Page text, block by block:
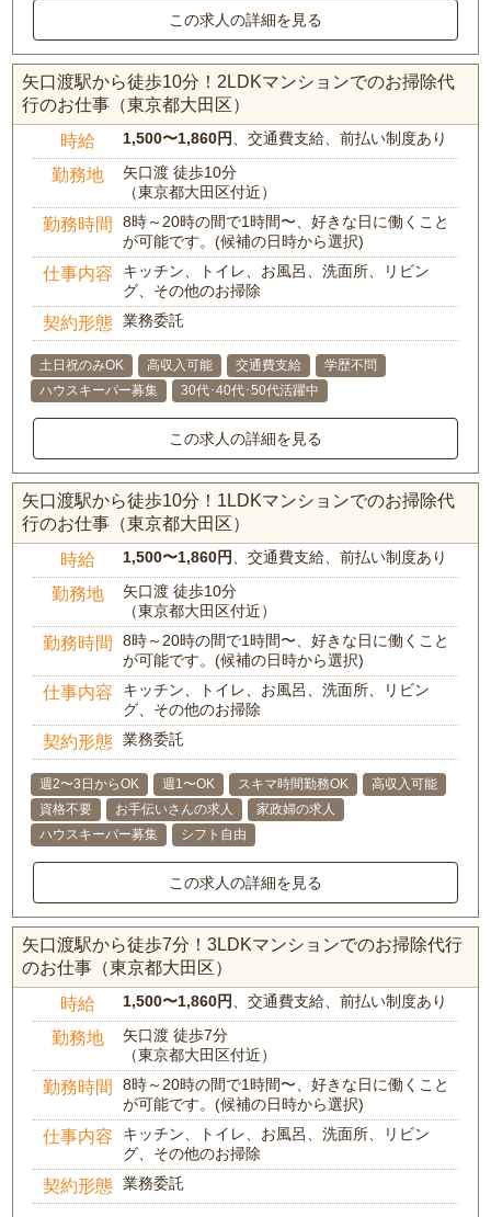
この求人の詳細を見る
矢口渡駅から徒歩10分！2LDKマンションでのお掃除代
行のお仕事（東京都大田区）
時給 1,500〜1,860円 、交通費支給、前払い制度あり
勤務地
矢口渡 徒歩10分
（東京都大田区付近）
勤務時間
8時～20時の間で1時間〜、好きな日に働くこと
が可能です。(候補の日時から選択)
仕事内容
キッチン、トイレ、お風呂、洗面所、リビン
グ、その他のお掃除
契約形態 業務委託
土日祝のみOK 高収入可能 交通費支給
学歴不問
ハウスキーパー募集
30代･40代･50代活躍中
この求人の詳細を見る
矢口渡駅から徒歩10分！1LDKマンションでのお掃除代
行のお仕事（東京都大田区）
時給 1,500〜1,860円 、交通費支給、前払い制度あり
勤務地
矢口渡 徒歩10分
（東京都大田区付近）
勤務時間
8時～20時の間で1時間〜、好きな日に働くこと
が可能です。(候補の日時から選択)
仕事内容
キッチン、トイレ、お風呂、洗面所、リビン
グ、その他のお掃除
契約形態 業務委託
週2〜3日からOK 週1〜OK スキマ時間勤務OK
高収入可能
資格不要
お手伝いさんの求人
家政婦の求人
ハウスキーパー募集
シフト自由
この求人の詳細を見る
矢口渡駅から徒歩7分！3LDKマンションでのお掃除代行
のお仕事（東京都大田区）
時給 1,500〜1,860円 、交通費支給、前払い制度あり
勤務地
矢口渡 徒歩7分
（東京都大田区付近）
勤務時間
8時～20時の間で1時間〜、好きな日に働くこと
が可能です。(候補の日時から選択)
仕事内容
キッチン、トイレ、お風呂、洗面所、リビン
グ、その他のお掃除
契約形態 業務委託